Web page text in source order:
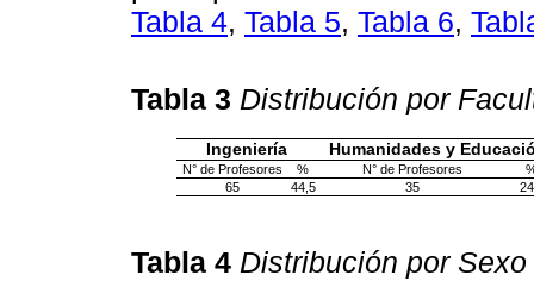
Tabla 4, Tabla 5, Tabla 6,
Tabla 3 Distribución por
Ingeniería Humanidades y
N° de Profesores % N° de Profesores
65
44,5 35
Tabla 4 Distribución por Sexo